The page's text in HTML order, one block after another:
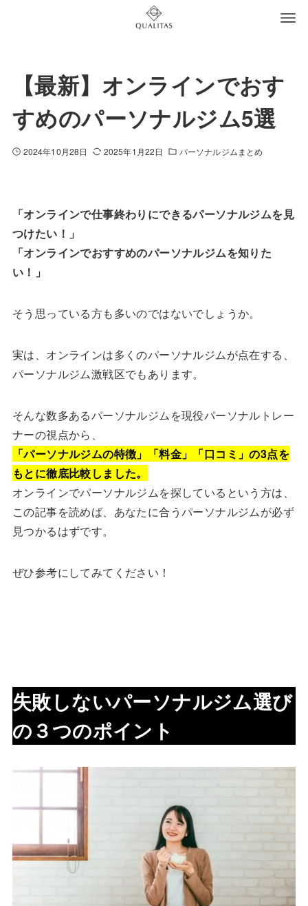
【最新】オンラインでおす
すめのパーソナルジム5選
2024年10月28日 2025年1月22日 パーソナルジムまとめ
「オンラインで仕事終わりにできるパーソナルジムを見
つけたい！」
「オンラインでおすすめのパーソナルジムを知りた
い！」
そう思っている方も多いのではないでしょうか。
実は、オンラインは多くのパーソナルジムが点在する、
パーソナルジム激戦区でもあります。
そんな数多あるパーソナルジムを現役パーソナルトレー
ナーの視点から、
「パーソナルジムの特徴」「料金」「口コミ」の3点を
もとに徹底比較しました。
オンラインでパーソナルジムを探しているという方は、
この記事を読めば、あなたに合うパーソナルジムが必ず
見つかるはずです。
ぜひ参考にしてみてください！
失敗しないパーソナルジム選び
の３つのポイント